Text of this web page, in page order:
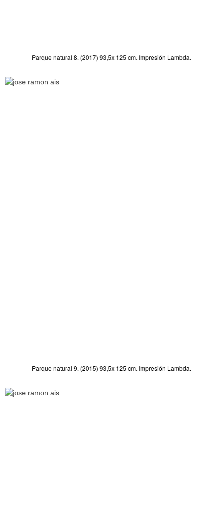
Parque natural 8. (2017) 93,5x 125 cm. Impresión Lambda.
Parque natural 9. (2015) 93,5x 125 cm. Impresión Lambda.